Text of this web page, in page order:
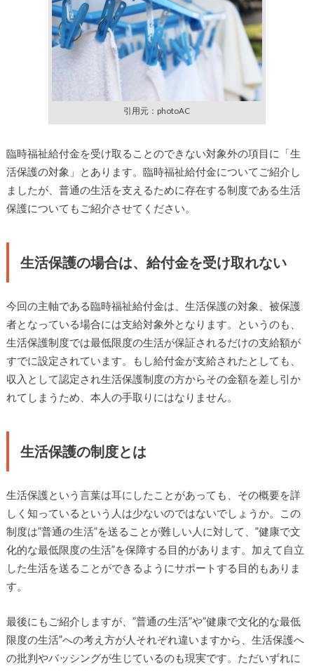
引用元：photoAC
臨時福祉給付金を受け取ることのできない対象外の項目に「生
活保護の対象」とあります。臨時福祉給付金についてご紹介し
ましたが、普通の生活を支えるために存在する制度である生活
保護についてもご紹介させてください。
生活保護の場合は、給付金を受け取れない
今回の主軸である臨時福祉給付金は、生活保護の対象、被保護
者となっている場合には支給対象外となります。というのも、
生活保護制度では最低限度の生活が保証されるだけの支給額が
すでに設定されています。もし給付金が支給されたとしても、
収入として認定され生活保護制度の方からその金額を差し引か
れてしまうため、本人の手取りにはなりません。
生活保護の制度とは
生活保護という言葉は耳にしたことがあっても、その概要を詳
しく知っているという人は少ないのではないでしょうか。この
制度は”普通の生活”を送ることが難しい人に対して、”健康で文
化的な最低限度の生活”を保障する目的があります。加えて自立
した生活を送ることができるようにサポートする目的もありま
す。
最後にもご紹介しますが、”普通の生活”や”健康で文化的な最低
限度の生活”への考え方が人それぞれ違いますから、生活保護へ
の批判やバッシングが生じているのも現実です。ただいずれに